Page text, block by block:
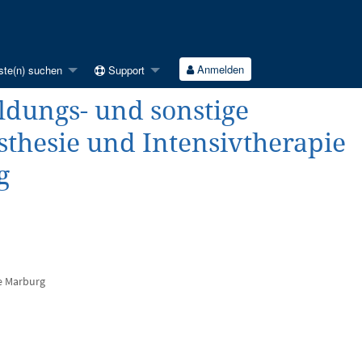
suchen Support Anmelden
und sonstige
und Intensivtherapie
Marburg